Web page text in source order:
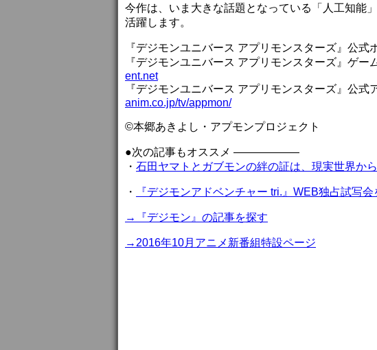
今作は、いま大きな話題となっている「人工知能
活躍します。
『デジモンユニバース アプリモンスターズ』公
『デジモンユニバース アプリモンスターズ』ゲー
ent.net
『デジモンユニバース アプリモンスターズ』公式
anim.co.jp/tv/appmon/
©本郷あきよし・アプモンプロジェクト
●次の記事もオススメ ——————
・ 石田ヤマトとガブモンの絆の証は、現実世界か
・ 『デジモンアドベンチャー tri.』WEB独占試写
→『デジモン』の記事を探す
→2016年10月アニメ新番組特設ページ